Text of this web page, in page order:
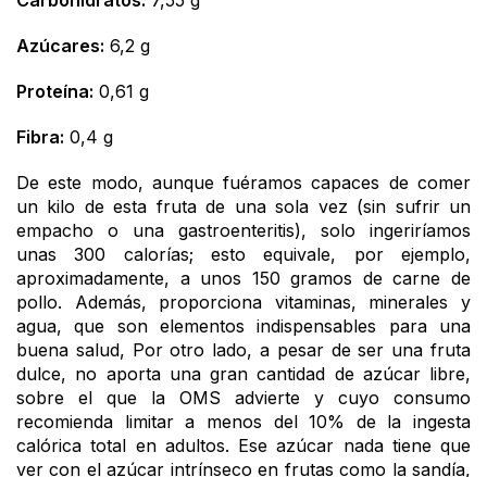
Azúcares: 6,2 g
Proteína: 0,61 g
Fibra: 0,4 g
De este modo, aunque fuéramos capaces de comer
un kilo de esta fruta de una sola vez (sin sufrir un
empacho o una gastroenteritis), solo ingeriríamos
unas 300 calorías; esto equivale, por ejemplo,
aproximadamente, a unos 150 gramos de carne de
pollo. Además, proporciona vitaminas, minerales y
agua, que son elementos indispensables para una
buena salud, Por otro lado, a pesar de ser una fruta
dulce, no aporta una gran cantidad de azúcar libre,
sobre el que la OMS advierte y cuyo consumo
recomienda limitar a menos del 10% de la ingesta
calórica total en adultos. Ese azúcar nada tiene que
ver con el azúcar intrínseco en frutas como la sandía,